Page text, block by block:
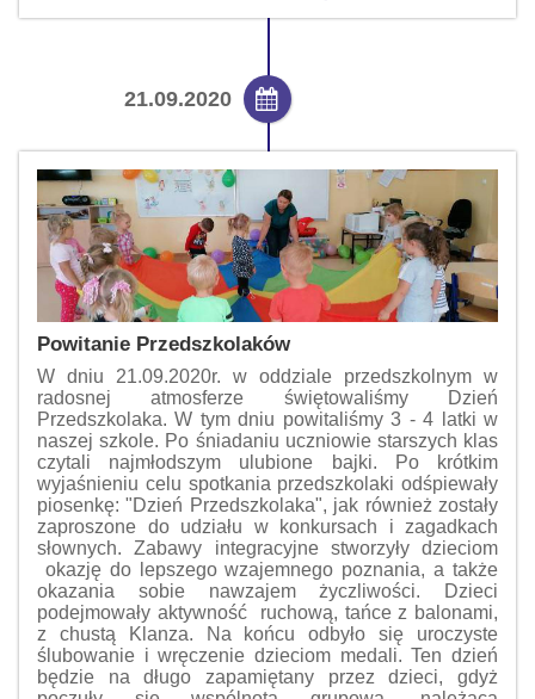
21.09.2020
Powitanie Przedszkolaków
W dniu 21.09.2020r. w oddziale przedszkolnym w
radosnej atmosferze świętowaliśmy Dzień
Przedszkolaka. W tym dniu powitaliśmy 3 - 4 latki w
naszej szkole. Po śniadaniu uczniowie starszych klas
czytali najmłodszym ulubione bajki. Po krótkim
wyjaśnieniu celu spotkania przedszkolaki odśpiewały
piosenkę: "Dzień Przedszkolaka", jak również zostały
zaproszone do udziału w konkursach i zagadkach
słownych. Zabawy integracyjne stworzyły dzieciom
okazję do lepszego wzajemnego poznania, a także
okazania sobie nawzajem życzliwości. Dzieci
podejmowały aktywność ruchową, tańce z balonami,
z chustą Klanza. Na końcu odbyło się uroczyste
ślubowanie i wręczenie dzieciom medali. Ten dzień
będzie na długo zapamiętany przez dzieci, gdyż